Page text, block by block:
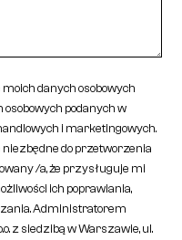
danych osobowych
osobowych podanych w
i marketingowych.
niezbędne do przetworzenia
/a, że przysługuje mi
ich poprawiania,
Administratorem
z siedzibą w Warszawie, ul.